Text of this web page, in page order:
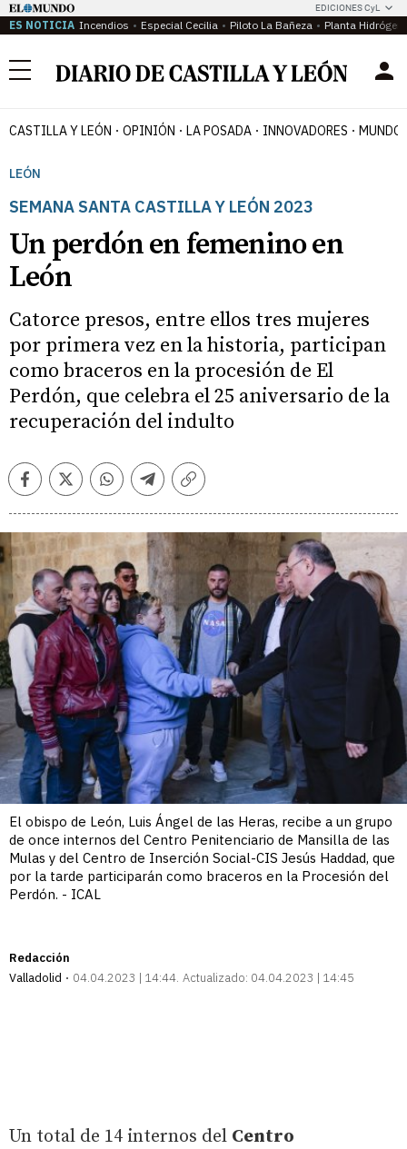
EDICIONES CyL
ES NOTICIA Incendios Especial Cecilia Piloto La Bañeza Planta
Menú
CASTILLA Y LEÓN OPINIÓN LA POSADA INNOVADORES MUNDO
LEÓN
SEMANA SANTA CASTILLA Y LEÓN 2023
Un perdón en femenino en
León
Catorce presos, entre ellos tres mujeres
por primera vez en la historia, participan
como braceros en la procesión de El
Perdón, que celebra el 25 aniversario de la
recuperación del indulto
FacebookTwitterWhatsappTelegramCopiar
El obispo de León, Luis Ángel de las Heras, recibe a un grupo
de once internos del Centro Penitenciario de Mansilla de las
Mulas y del Centro de Inserción Social-CIS Jesús Haddad, que
por la tarde participarán como braceros en la Procesión del
Perdón. - ICAL
Redacción
Valladolid
04.04.2023 | 14:44 Actualizado: 04.04.2023 | 14:45
Un total de 14 internos del Centro